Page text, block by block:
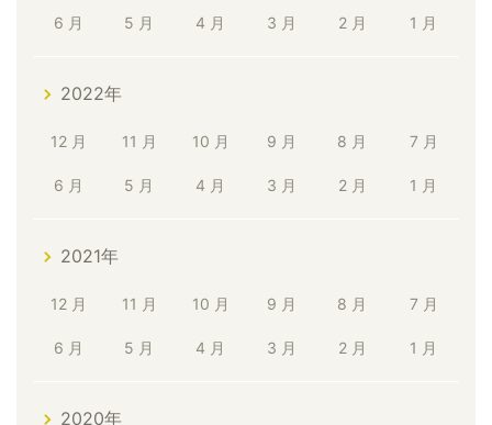
6 月 5 月 4 月 3 月 2 月 1 月
2022年
12 月 11 月 10 月 9 月 8 月 7 月
6 月 5 月 4 月 3 月 2 月 1 月
2021年
12 月 11 月 10 月 9 月 8 月 7 月
6 月 5 月 4 月 3 月 2 月 1 月
2020年